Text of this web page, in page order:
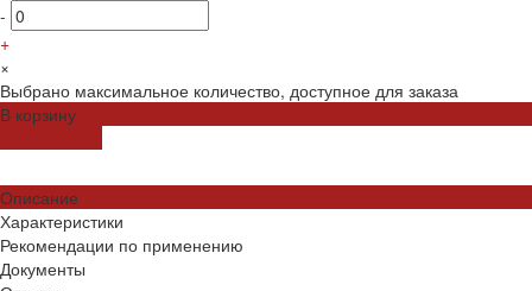
-
+
×
Выбрано максимальное количество, доступное для заказа
В корзину
Описание
Характеристики
Рекомендации по применению
Документы